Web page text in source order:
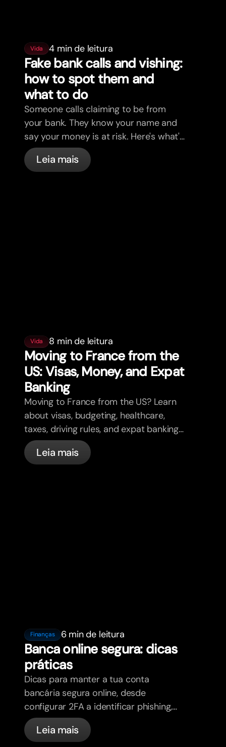
Vida 4 min de leitura
Fake bank calls and vishing:
how to spot them and
what to do
Someone calls claiming to be from
your bank. They know your name and
say your money is at risk. Here's what's
actually happening, and what to do.
Leia mais
Vida 8 min de leitura
Moving to France from the
US: Visas, Money, and Expat
Banking
Moving to France from the US? Learn
about visas, budgeting, healthcare,
taxes, driving rules, and expat banking
in France with bunq.
Leia mais
Finanças 6 min de leitura
Banca online segura: dicas
práticas
Dicas para manter a tua conta
bancária segura online, desde
configurar 2FA a identificar phishing,
controlar os teus cartões e saber o
que a bunq trata automaticamente.
Leia mais